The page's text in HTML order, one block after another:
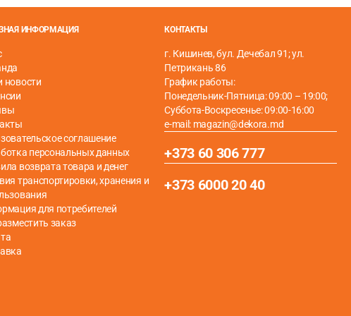
16-мм труба RITORTO, прекрасно подходит даже для
ИНФОРМАЦИЯ
новости
соглашение
персональных данных
возврата товара и денег
транспортировки, хранения и
для потребителей
заказ
КОНТАКТЫ
г. Кишинев, бул. Дечебал 91; ул.
Петрикань 86
График работы:
Понедельник-Пятница: 09:00 – 19:00;
Суббота-Воскресенье: 09:00-16:00
e-mail: magazin@dekora.md
+373 60 306 777
+373 6000 20 40